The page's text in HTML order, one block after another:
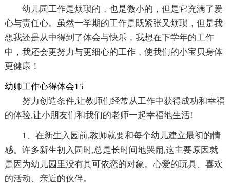
幼儿园工作是烦琐的，也是微小的，但是它充满了爱
心与责任心。虽然一学期的工作是既紧张又烦琐，但是我
想我还是从中得到了体会与快乐，我想在下学年的工作
中，我还会更努力与更细心的工作，使我们的小宝贝身体
更健康！
幼师工作心得体会15
努力创造条件,让教师们经常从工作中获得成功和幸福
的体验,让小朋友们和我们的老师一起幸福地生活!
1、在新生入园前,教师就要和每个幼儿建立最初的情
感。许多新生初入园时,总是长时间地哭闹,这主要原因就
是因为幼儿园里没有其可依恋的对象。心爱的玩具、喜欢
的活动、亲近的伙伴。